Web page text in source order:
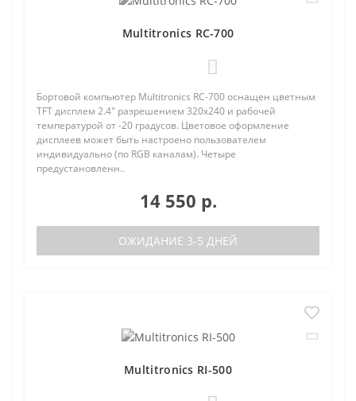
Multitronics RC-700
Бортовой компьютер Multitronics RC-700 оснащен цветным
TFT дисплем 2.4" разрешением 320х240 и рабочей
температурой от -20 градусов. Цветовое оформление
дисплеев может быть настроено пользователем
индивидуально (по RGB каналам). Четыре
предустановленн..
14 550 р.
ОЖИДАНИЕ 3-5 ДНЕЙ
Multitronics RI-500